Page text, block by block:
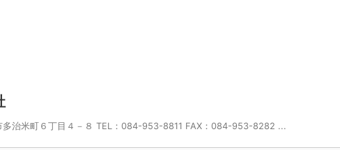
治米町６丁目４－８ TEL：084-953-8811 FAX：084-953-8282 ...